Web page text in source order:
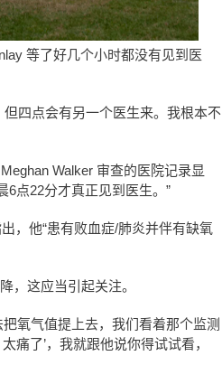
等了好几个小时都没有见到医
四点会有另一个医生来。我根本不
Walker 审查的医院记录显
6点22分才真正见到医生。”
，他“患有败血症/肺炎并伴有缺氧
，这应当引起关注。
氧气值提上去，我们看着那个监测
痛了’，我就跟他说你得试试看，